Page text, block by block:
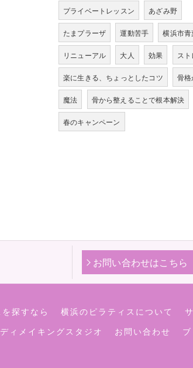
プライベートレッスン あざみ野
たまプラーザ 運動苦手 横浜市青
リニューアル 大人 効果 ス
楽に生きる、ちょっとしたコツ 骨
魔法 骨から整えることで根本解決
春のキャンペーン
お問い合わせはこちら
探すなら 横浜のピラティスについて
ィメイキングスタジオ お問い合わせ